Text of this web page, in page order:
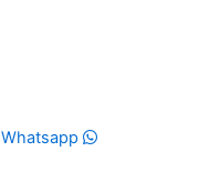
Whatsapp